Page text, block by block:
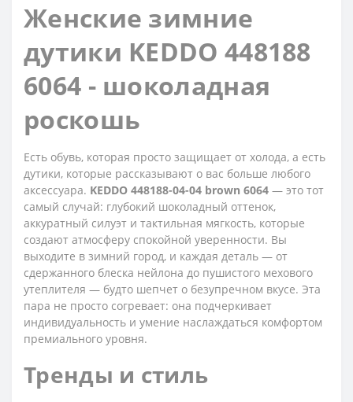
Женские зимние
дутики KEDDO 448188
6064 - шоколадная
роскошь
Есть обувь, которая просто защищает от холода, а есть
дутики, которые рассказывают о вас больше любого
аксессуара. KEDDO 448188-04-04 brown 6064 — это тот
самый случай: глубокий шоколадный оттенок,
аккуратный силуэт и тактильная мягкость, которые
создают атмосферу спокойной уверенности. Вы
выходите в зимний город, и каждая деталь — от
сдержанного блеска нейлона до пушистого мехового
утеплителя — будто шепчет о безупречном вкусе. Эта
пара не просто согревает: она подчеркивает
индивидуальность и умение наслаждаться комфортом
премиального уровня.
Тренды и стиль